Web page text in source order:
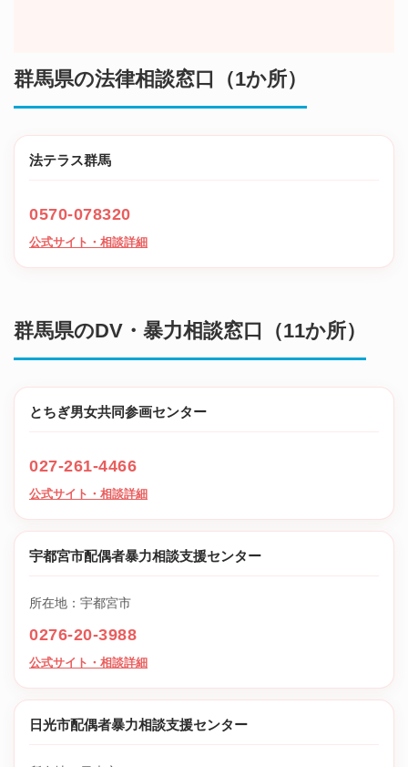
群馬県の法律相談窓口（1か所）
法テラス群馬
0570-078320
公式サイト・相談詳細
群馬県のDV・暴力相談窓口（11か所）
とちぎ男女共同参画センター
027-261-4466
公式サイト・相談詳細
宇都宮市配偶者暴力相談支援センター
所在地：宇都宮市
0276-20-3988
公式サイト・相談詳細
日光市配偶者暴力相談支援センター